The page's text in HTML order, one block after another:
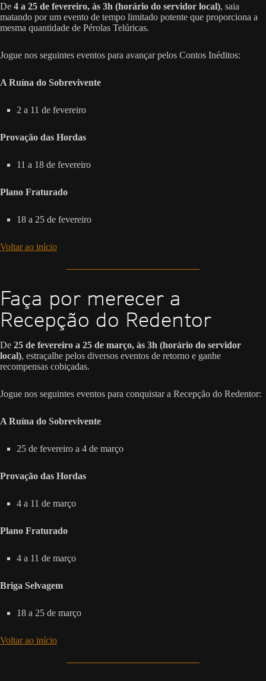
De 4 a 25 de fevereiro, às 3h (horário do servidor local), saia
matando por um evento de tempo limitado potente que proporciona a
mesma quantidade de Pérolas Telúricas.
Jogue nos seguintes eventos para avançar pelos Contos Inéditos:
A Ruína do Sobrevivente
2 a 11 de fevereiro
Provação das Hordas
11 a 18 de fevereiro
Plano Fraturado
18 a 25 de fevereiro
Voltar ao início
Faça por merecer a
Recepção do Redentor
De 25 de fevereiro a 25 de março, às 3h (horário do servidor
local), estraçalhe pelos diversos eventos de retorno e ganhe
recompensas cobiçadas.
Jogue nos seguintes eventos para conquistar a Recepção do Redentor:
A Ruína do Sobrevivente
25 de fevereiro a 4 de março
Provação das Hordas
4 a 11 de março
Plano Fraturado
4 a 11 de março
Briga Selvagem
18 a 25 de março
Voltar ao início